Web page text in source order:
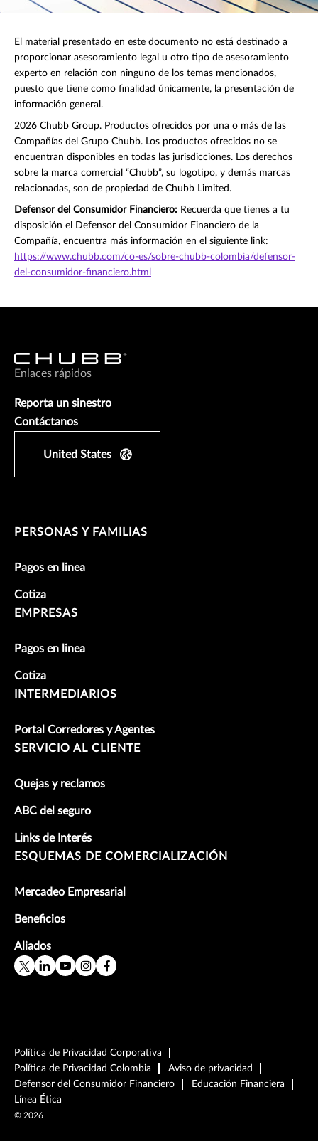
El material presentado en este documento no está destinado a
proporcionar asesoramiento legal u otro tipo de asesoramiento
experto en relación con ninguno de los temas mencionados,
puesto que tiene como finalidad únicamente, la presentación de
información general.
2026 Chubb Group. Productos ofrecidos por una o más de las
Compañías del Grupo Chubb. Los productos ofrecidos no se
encuentran disponibles en todas las jurisdicciones. Los derechos
sobre la marca comercial “Chubb”, su logotipo, y demás marcas
relacionadas, son de propiedad de Chubb Limited.
Defensor del Consumidor Financiero: Recuerda que tienes a tu
disposición el Defensor del Consumidor Financiero de la
Compañía, encuentra más información en el siguiente link:
https://www.chubb.com/co-es/sobre-chubb-colombia/defensor-
del-consumidor-financiero.html
Enlaces rápidos
Reporta un sinestro
Contáctanos
United States
PERSONAS Y FAMILIAS
Pagos en linea
Cotiza
EMPRESAS
Pagos en linea
Cotiza
INTERMEDIARIOS
Portal Corredores y Agentes
SERVICIO AL CLIENTE
Quejas y reclamos
ABC del seguro
Links de Interés
ESQUEMAS DE COMERCIALIZACIÓN
Mercadeo Empresarial
Beneficios
Aliados
Política de Privacidad Corporativa
Política de Privacidad Colombia
Aviso de privacidad
Defensor del Consumidor Financiero
Educación Financiera
Línea Ética
© 2026